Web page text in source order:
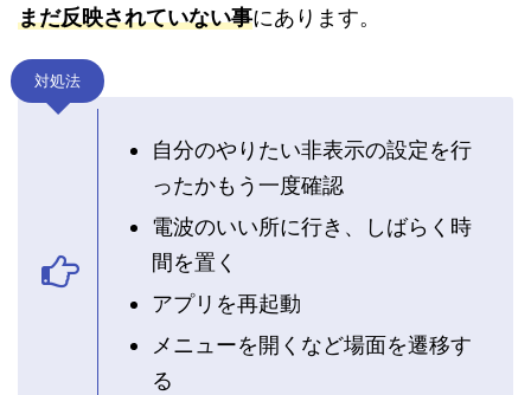
まだ反映されていない事にあります。
対処法
自分のやりたい非表示の設定を行
ったかもう一度確認
電波のいい所に行き、しばらく時
間を置く
アプリを再起動
メニューを開くなど場面を遷移す
る